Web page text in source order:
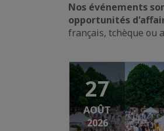
Nos événements
opportunités
français, tchèque ou
27
AOÛT
2026